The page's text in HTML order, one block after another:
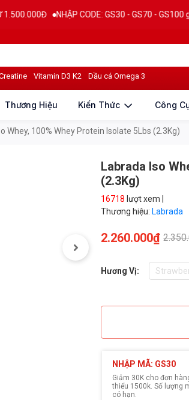
NHẬP CODE: GS30 - GS70 - GS100 giảm
Vitamin D3 K2 Dầu cá Omega 3
Thương Hiệu Kiến Thức Công
Whey, 100% Whey Protein Isolate 5Lbs (2.3Kg)
sản phẩm
Labrada Iso
(2.3Kg)
16718 lượt xem |
Thương hiệu: Labrada
2.260.000₫
Hương Vị:
NHẬP MÃ: GS30
Giảm 30K cho đơn
thiểu 1500k. Số lượng
có hạn.